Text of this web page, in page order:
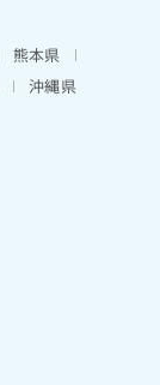
熊本県
沖縄県